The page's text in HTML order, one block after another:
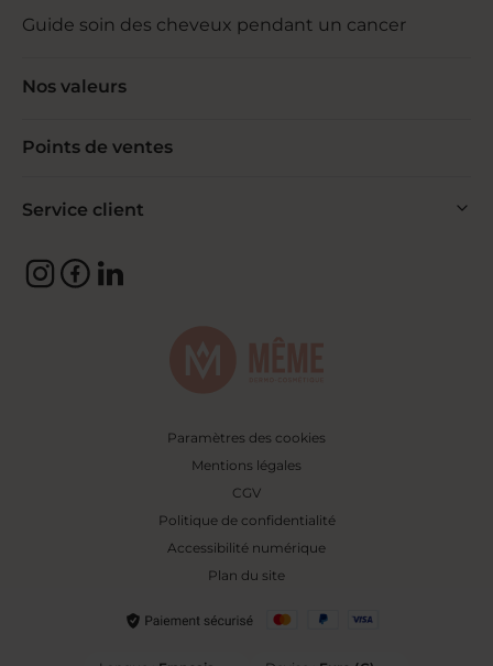
Guide soin des cheveux pendant un cancer
Nos valeurs
Points de ventes
Service client
Paramètres des cookies
Mentions légales
CGV
Politique de confidentialité
Accessibilité numérique
Plan du site